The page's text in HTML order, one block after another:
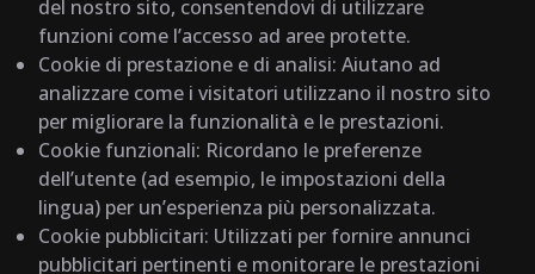
del nostro sito, consentendovi di utilizzare
funzioni come l’accesso ad aree protette.
Cookie di prestazione e di analisi: Aiutano ad
analizzare come i visitatori utilizzano il nostro sito
per migliorare la funzionalità e le prestazioni.
Cookie funzionali: Ricordano le preferenze
dell’utente (ad esempio, le impostazioni della
lingua) per un’esperienza più personalizzata.
Cookie pubblicitari: Utilizzati per fornire annunci
pubblicitari pertinenti e monitorare le prestazioni